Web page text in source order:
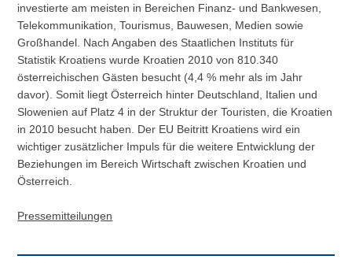
investierte am meisten in Bereichen Finanz- und Bankwesen,
Telekommunikation, Tourismus, Bauwesen, Medien sowie
Großhandel. Nach Angaben des Staatlichen Instituts für
Statistik Kroatiens wurde Kroatien 2010 von 810.340
österreichischen Gästen besucht (4,4 % mehr als im Jahr
davor). Somit liegt Österreich hinter Deutschland, Italien und
Slowenien auf Platz 4 in der Struktur der Touristen, die Kroatien
in 2010 besucht haben. Der EU Beitritt Kroatiens wird ein
wichtiger zusätzlicher Impuls für die weitere Entwicklung der
Beziehungen im Bereich Wirtschaft zwischen Kroatien und
Österreich.
Pressemitteilungen